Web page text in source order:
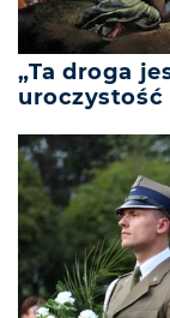
„Ta droga
uroczystość